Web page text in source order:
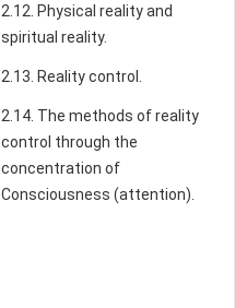
2.12. Physical reality and
spiritual reality.
2.13. Reality control.
2.14. The methods of reality
control through the
concentration of
Consciousness (attention).